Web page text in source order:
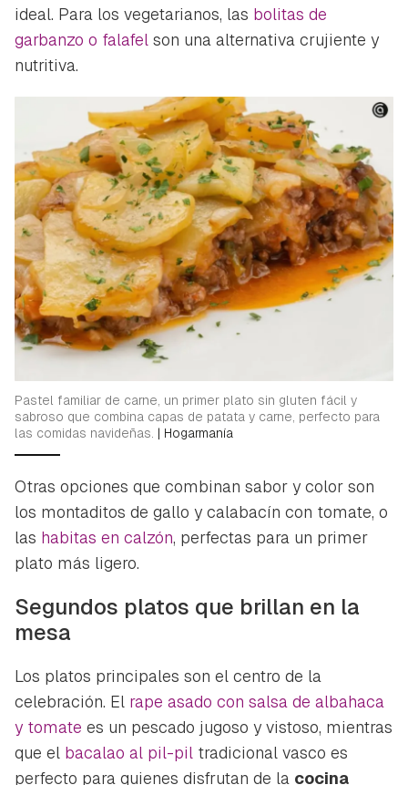
Guardar como favorito
Para poder guardar como favorito, primero has de
iniciar sesión con tu cuenta de Hogarmanía.
ideal. Para los vegetarianos, las bolitas de
garbanzo o falafel son una alternativa crujiente y
nutritiva.
Pastel familiar de carne, un primer plato sin gluten fácil y
sabroso que combina capas de patata y carne, perfecto para
las comidas navideñas. | Hogarmanía
Otras opciones que combinan sabor y color son
los montaditos de gallo y calabacín con tomate, o
las habitas en calzón, perfectas para un primer
plato más ligero.
Segundos platos que brillan en la
mesa
Los platos principales son el centro de la
celebración. El rape asado con salsa de albahaca
y tomate es un pescado jugoso y vistoso, mientras
que el bacalao al pil-pil tradicional vasco es
perfecto para quienes disfrutan de la cocina
Contenido enviado
Gracias por suscribirte a nuestro boletín.
ACEPTAR